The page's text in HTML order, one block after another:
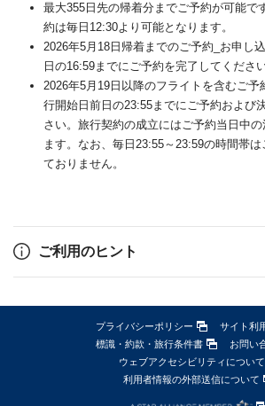
最大355日先の帰着分までご予約が可能で
約は毎日12:30より可能となります。
2026年5月18日帰着までのご予約_お申し
日の16:59までにご予約を完了してください
2026年5月19日以降のフライトを含むご予
行開始日前日の23:55までにご予約および
さい。旅行契約の成立にはご予約当日中の
ます。なお、毎日23:55～23:59の時間帯
ておりません。
ご利用のヒント
プライバシーポリシー
サイト利
標識・約款・旅行条件書
お問い
ウェブアクセシビリティについて
利用者情報の外部送信について